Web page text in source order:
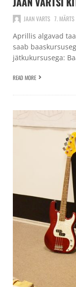
JAAN VARTS 7.
Aprillis algavad
saab
jätkukursusega:
READ MORE